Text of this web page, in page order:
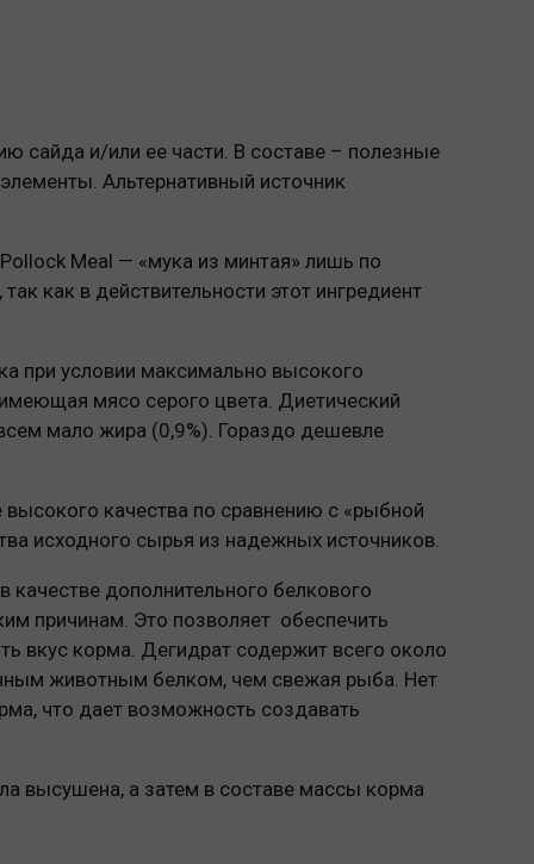
сайда и/или ее части. В составе – полезные
Альтернативный источник
Meal — «мука из минтая» лишь по
как в действительности этот ингредиент
при условии максимально высокого
мясо серого цвета. Диетический
мало жира (0,9%). Гораздо дешевле
качества по сравнению с «рыбной
исходного сырья из надежных источников.
дополнительного белкового
причинам. Это позволяет обеспечить
вкус корма. Дегидрат содержит всего около
животным белком, чем свежая рыба. Нет
что дает возможность создавать
высушена, а затем в составе массы корма